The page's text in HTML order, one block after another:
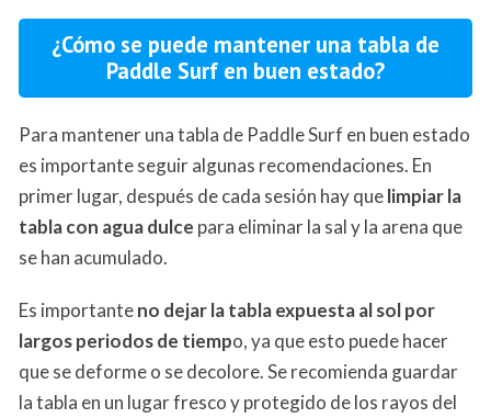
¿Cómo se puede mantener una tabla de
Paddle Surf en buen estado?
Para mantener una tabla de Paddle Surf en buen estado
es importante seguir algunas recomendaciones. En
primer lugar, después de cada sesión hay quelimpiar la
tabla con agua dulce para eliminar la sal y la arena que
se han acumulado.
Es importanteno dejar la tabla expuesta al sol por
largos periodos de tiempo, ya que esto puede hacer
que se deforme o se decolore. Se recomienda guardar
la tabla en un lugar fresco y protegido de los rayos del